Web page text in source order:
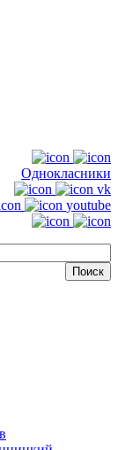
Однокласники
vk
youtube